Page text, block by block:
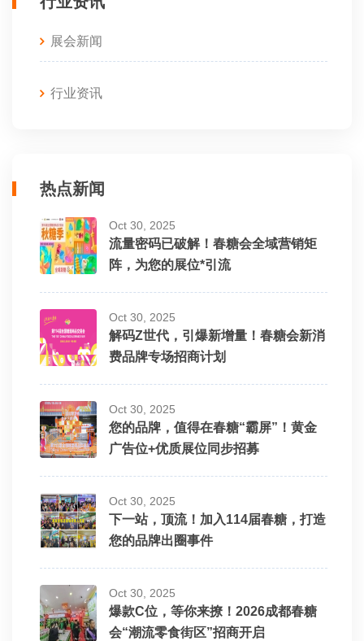
展会新闻
行业资讯
热点新闻
Oct 30, 2025
流量密码已破解！春糖会全域营销矩
阵，为您的展位*引流
Oct 30, 2025
解码Z世代，引爆新增量！春糖会新消
费品牌专场招商计划
Oct 30, 2025
您的品牌，值得在春糖“霸屏”！黄金
广告位+优质展位同步招募
Oct 30, 2025
下一站，顶流！加入114届春糖，打造
您的品牌出圈事件
Oct 30, 2025
爆款C位，等你来撩！2026成都春糖
会“潮流零食街区”招商开启